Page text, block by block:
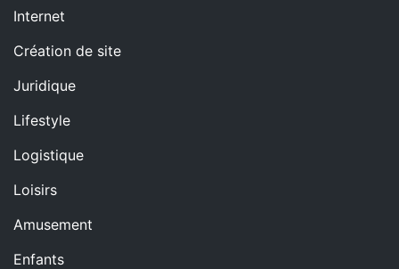
Internet
Création de site
Juridique
Lifestyle
Logistique
Loisirs
Amusement
Enfants